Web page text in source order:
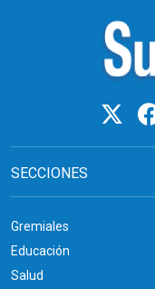
SECCIONES
Gremiales
Educación
Salud